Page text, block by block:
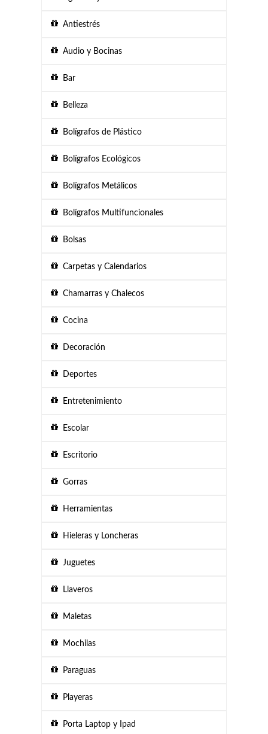
Antiestrés
Audio y Bocinas
Bar
Belleza
Bolígrafos de Plástico
Bolígrafos Ecológicos
Bolígrafos Metálicos
Bolígrafos Multifuncionales
Bolsas
Carpetas y Calendarios
Chamarras y Chalecos
Cocina
Decoración
Deportes
Entretenimiento
Escolar
Escritorio
Gorras
Herramientas
Hieleras y Loncheras
Juguetes
Llaveros
Maletas
Mochilas
Paraguas
Playeras
Porta Laptop y Ipad